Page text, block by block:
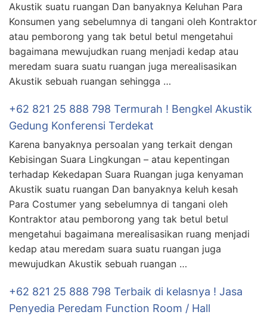
Akustik suatu ruangan Dan banyaknya Keluhan Para
Konsumen yang sebelumnya di tangani oleh Kontraktor
atau pemborong yang tak betul betul mengetahui
bagaimana mewujudkan ruang menjadi kedap atau
meredam suara suatu ruangan juga merealisasikan
Akustik sebuah ruangan sehingga …
+62 821 25 888 798 Termurah ! Bengkel Akustik
Gedung Konferensi Terdekat
Karena banyaknya persoalan yang terkait dengan
Kebisingan Suara Lingkungan – atau kepentingan
terhadap Kekedapan Suara Ruangan juga kenyaman
Akustik suatu ruangan Dan banyaknya keluh kesah
Para Costumer yang sebelumnya di tangani oleh
Kontraktor atau pemborong yang tak betul betul
mengetahui bagaimana merealisasikan ruang menjadi
kedap atau meredam suara suatu ruangan juga
mewujudkan Akustik sebuah ruangan …
+62 821 25 888 798 Terbaik di kelasnya ! Jasa
Penyedia Peredam Function Room / Hall